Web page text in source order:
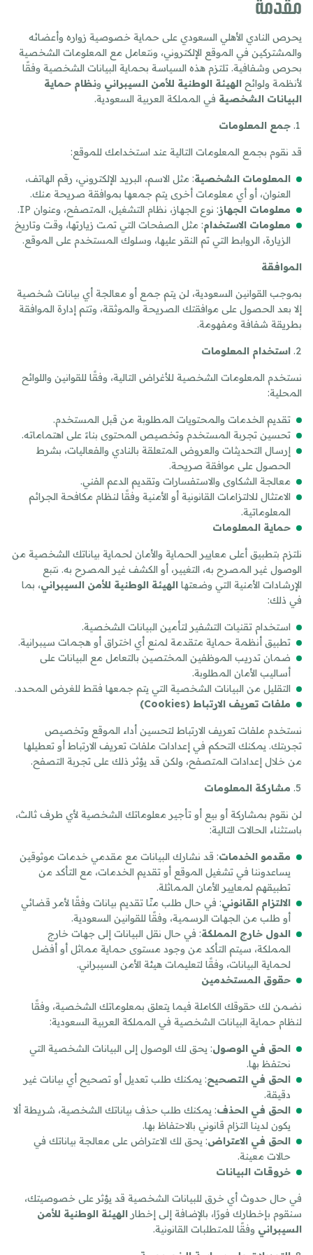
مقدمة
يحرص النادي الأهلي السعودي على حماية خصوصية زواره وأعضائه
والمشتركين في الموقع الإلكتروني، ونتعامل مع المعلومات الشخصية
بحرص وشفافية. تلتزم هذه السياسة بحماية البيانات الشخصية وفقًا
لأنظمة ولوائح الهيئة الوطنية للأمن السيبراني ونظام حماية
البيانات الشخصية في المملكة العربية السعودية.
جمع المعلومات
قد نقوم بجمع المعلومات التالية عند استخدامك للموقع:
المعلومات الشخصية: مثل الاسم، البريد الإلكتروني، رقم الهاتف،
العنوان، أو أي معلومات أخرى يتم جمعها بموافقة صريحة منك.
معلومات الجهاز: نوع الجهاز، نظام التشغيل، المتصفح، وعنوان IP.
معلومات الاستخدام: مثل الصفحات التي تمت زيارتها، وقت وتاريخ
الزيارة، الروابط التي تم النقر عليها، وسلوك المستخدم على الموقع.
الموافقة
بموجب القوانين السعودية، لن يتم جمع أو معالجة أي بيانات شخصية
إلا بعد الحصول على موافقتك الصريحة والموثقة، وتتم إدارة الموافقة
بطريقة شفافة ومفهومة.
استخدام المعلومات
نستخدم المعلومات الشخصية للأغراض التالية، وفقًا للقوانين واللوائح
المحلية:
تقديم الخدمات والمحتويات المطلوبة من قبل المستخدم.
تحسين تجربة المستخدم وتخصيص المحتوى بناءً على اهتماماته.
إرسال التحديثات والعروض المتعلقة بالنادي والفعاليات، بشرط
الحصول على موافقة صريحة.
معالجة الشكاوى والاستفسارات وتقديم الدعم الفني.
الامتثال للالتزامات القانونية أو الأمنية وفقًا لنظام مكافحة الجرائم
المعلوماتية.
حماية المعلومات
نلتزم بتطبيق أعلى معايير الحماية والأمان لحماية بياناتك الشخصية من
الوصول غير المصرح به، التغيير، أو الكشف غير المصرح به. نتبع
الإرشادات الأمنية التي وضعتها الهيئة الوطنية للأمن السيبراني، بما
في ذلك:
استخدام تقنيات التشفير لتأمين البيانات الشخصية.
تطبيق أنظمة حماية متقدمة لمنع أي اختراق أو هجمات سيبرانية.
ضمان تدريب الموظفين المختصين بالتعامل مع البيانات على
أساليب الأمان المطلوبة.
التقليل من البيانات الشخصية التي يتم جمعها فقط للغرض المحدد.
ملفات تعريف الارتباط (Cookies)
نستخدم ملفات تعريف الارتباط لتحسين أداء الموقع وتخصيص
تجربتك. يمكنك التحكم في إعدادات ملفات تعريف الارتباط أو تعطيلها
من خلال إعدادات المتصفح، ولكن قد يؤثر ذلك على تجربة التصفح.
مشاركة المعلومات
لن نقوم بمشاركة أو بيع أو تأجير معلوماتك الشخصية لأي طرف ثالث،
باستثناء الحالات التالية:
مقدمو الخدمات: قد نشارك البيانات مع مقدمي خدمات موثوقين
يساعدوننا في تشغيل الموقع أو تقديم الخدمات، مع التأكد من
تطبيقهم لمعايير الأمان المماثلة.
الالتزام القانوني: في حال طلب منّا تقديم بيانات وفقًا لأمر قضائي
أو طلب من الجهات الرسمية، وفقًا للقوانين السعودية.
الدول خارج المملكة: في حال نقل البيانات إلى جهات خارج
المملكة، سيتم التأكد من وجود مستوى حماية مماثل أو أفضل
لحماية البيانات، وفقًا لتعليمات هيئة الأمن السيبراني.
حقوق المستخدمين
نضمن لك حقوقك الكاملة فيما يتعلق بمعلوماتك الشخصية، وفقًا
لنظام حماية البيانات الشخصية في المملكة العربية السعودية:
الحق في الوصول: يحق لك الوصول إلى البيانات الشخصية التي
نحتفظ بها.
الحق في التصحيح: يمكنك طلب تعديل أو تصحيح أي بيانات غير
دقيقة.
الحق في الحذف: يمكنك طلب حذف بياناتك الشخصية، شريطة ألا
يكون لدينا التزام قانوني بالاحتفاظ بها.
الحق في الاعتراض: يحق لك الاعتراض على معالجة بياناتك في
حالات معينة.
خروقات البيانات
في حال حدوث أي خرق للبيانات الشخصية قد يؤثر على خصوصيتك،
سنقوم بإخطارك فورًا، بالإضافة إلى إخطار الهيئة الوطنية للأمن
السيبراني وفقًا للمتطلبات القانونية.